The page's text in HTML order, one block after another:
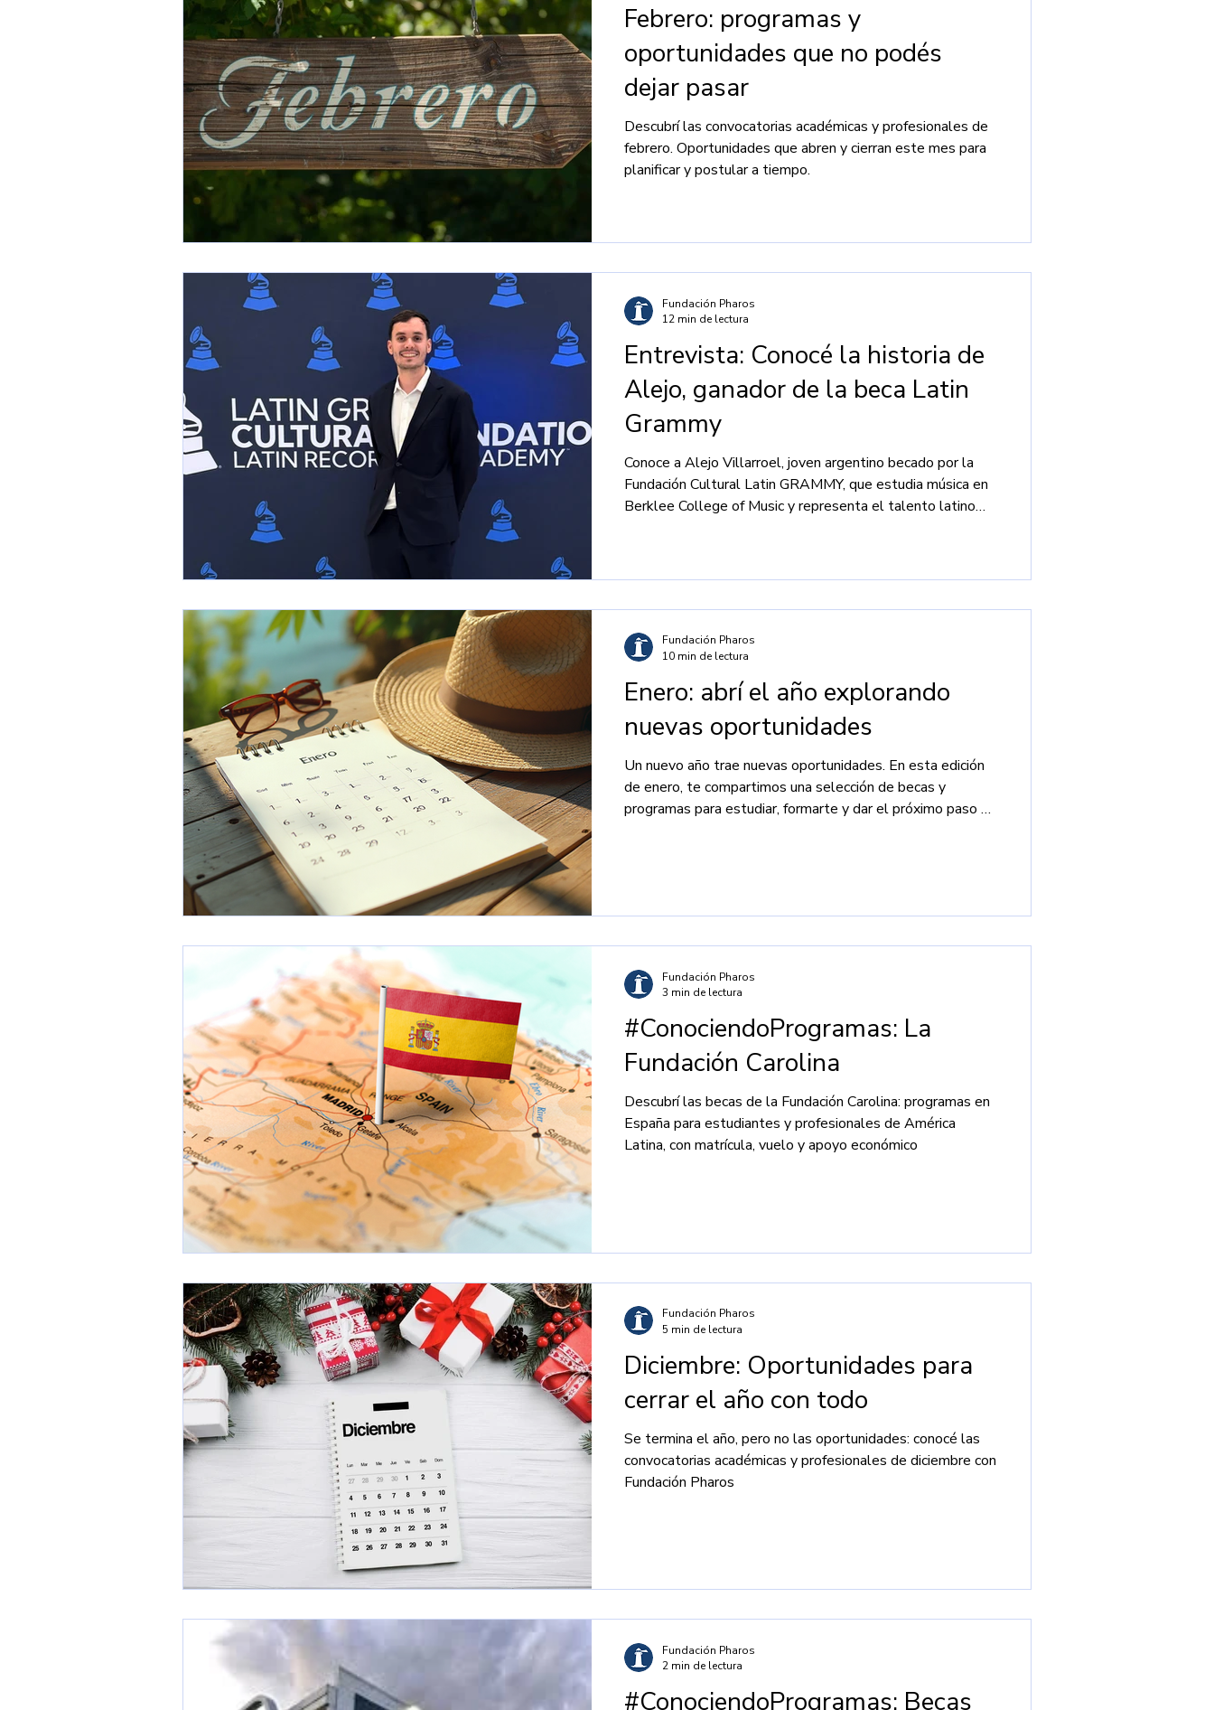
Febrero: programas y
oportunidades que no podés
dejar pasar
Descubrí las convocatorias académicas y profesionales de
febrero. Oportunidades que abren y cierran este mes para
planificar y postular a tiempo.
Entrevista: Conocé la historia de
Alejo, ganador de la beca Latin
Grammy
Conoce a Alejo Villarroel, joven argentino becado por la
Fundación Cultural Latin GRAMMY, que estudia música en
Berklee College of Music y representa el talento latino
Fundación Pharos
12 min de lectura
Enero: abrí el año explorando
nuevas oportunidades
Un nuevo año trae nuevas oportunidades. En esta edición
de enero, te compartimos una selección de becas y
programas para estudiar, formarte y dar el próximo paso en
Fundación Pharos
10 min de lectura
#ConociendoProgramas: La
Fundación Carolina
Descubrí las becas de la Fundación Carolina: programas en
España para estudiantes y profesionales de América
Latina, con matrícula, vuelo y apoyo económico
Fundación Pharos
3 min de lectura
Diciembre: Oportunidades para
cerrar el año con todo
Se termina el año, pero no las oportunidades: conocé las
convocatorias académicas y profesionales de diciembre con
Fundación Pharos
Fundación Pharos
5 min de lectura
#ConociendoProgramas: Becas
Fundación Pharos
2 min de lectura